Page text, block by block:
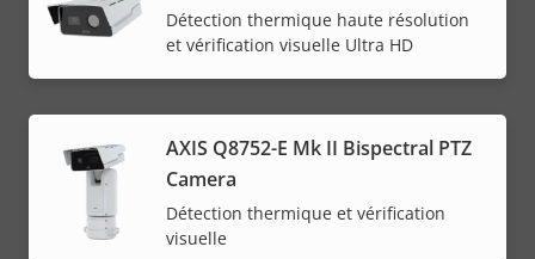
Détection thermique haute résolution
et vérification visuelle Ultra HD
AXIS Q8752-E Mk II Bispectral PTZ
Camera
Détection thermique et vérification
visuelle